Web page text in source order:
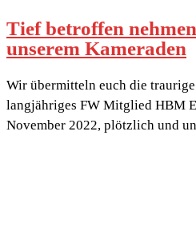
Tief betroffen
unserem Kameraden
Wir übermitteln euch die
langjähriges FW Mitglied HBM
November 2022, plötzlich und